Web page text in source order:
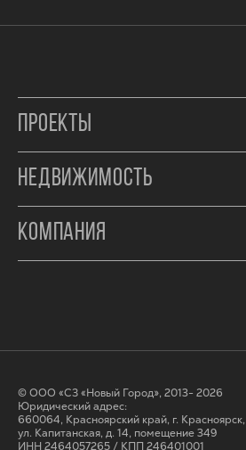
ПРОЕКТЫ
НЕДВИЖИМОСТЬ
КОМПАНИЯ
© ООО «СЗ «Новый Город», 2013- 2026
Юридический адрес:
660064, Красноярский край, г. Красноярск,
ул. Капитанская, д. 14, помещение 349
ИНН 2464057265 / КПП 246401001